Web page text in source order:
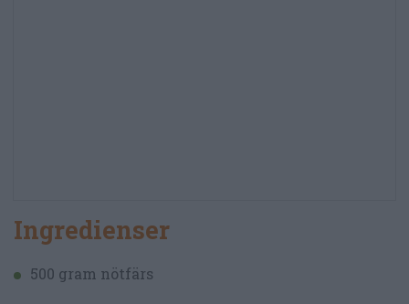
Ingredienser
500 gram nötfärs